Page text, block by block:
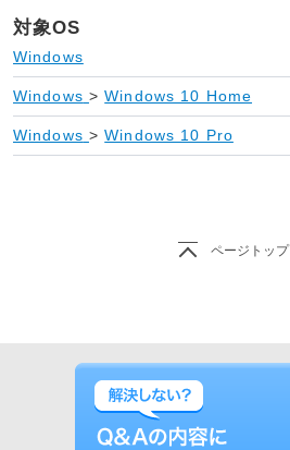
対象OS
Windows
Windows > Windows 10 Home
Windows > Windows 10 Pro
ページトップ